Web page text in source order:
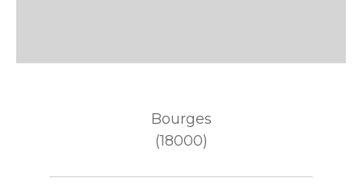
Bourges
(18000)